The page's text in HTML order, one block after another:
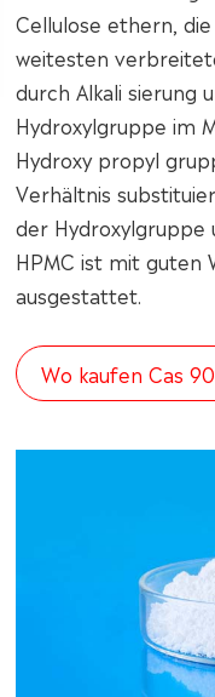
Cellulose ethern,
weitesten
durch Alkali sierung
Hydroxylgruppe im
Hydroxy propyl
Verhältnis
der Hydroxylgruppe
HPMC ist mit guten
ausgestattet.
Wo kaufen Cas